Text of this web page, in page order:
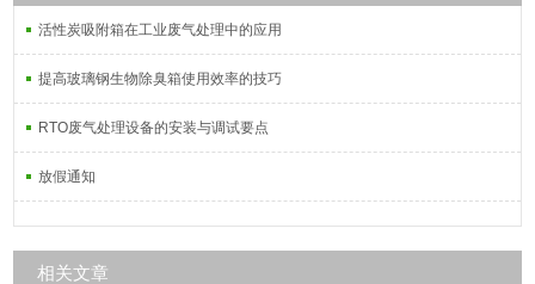
活性炭吸附塔：
通过利用高性能活性炭吸附剂固体本身的
活性炭吸附箱在工业废气处理中的应用
提高玻璃钢生物除臭箱使用效率的技巧
RTO废气处理设备的安装与调试要点
放假通知
相关文章